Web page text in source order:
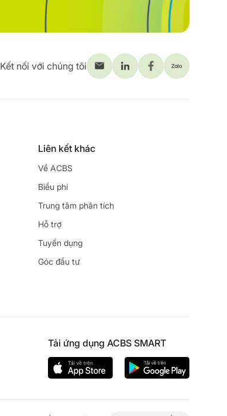
Kết nối với chúng tôi
Liên kết khác
Về ACBS
Biểu phí
Trung tâm phân tích
Hỗ trợ
Tuyển dụng
Góc đầu tư
Tải ứng dụng ACBS SMART